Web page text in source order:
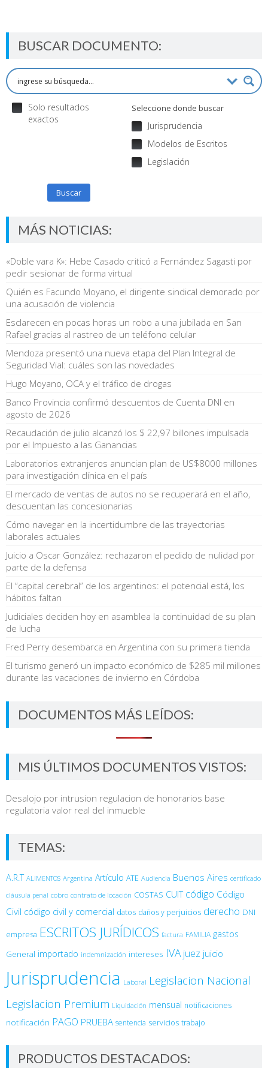
BUSCAR DOCUMENTO:
Solo resultados
exactos
Seleccione donde buscar
Jurisprudencia
Modelos de Escritos
Legislación
Buscar
MÁS NOTICIAS:
«Doble vara K»: Hebe Casado criticó a Fernández Sagasti por
pedir sesionar de forma virtual
Quién es Facundo Moyano, el dirigente sindical demorado por
una acusación de violencia
Esclarecen en pocas horas un robo a una jubilada en San
Rafael gracias al rastreo de un teléfono celular
Mendoza presentó una nueva etapa del Plan Integral de
Seguridad Vial: cuáles son las novedades
Hugo Moyano, OCA y el tráfico de drogas
Banco Provincia confirmó descuentos de Cuenta DNI en
agosto de 2026
Recaudación de julio alcanzó los $ 22,97 billones impulsada
por el Impuesto a las Ganancias
Laboratorios extranjeros anuncian plan de US$8000 millones
para investigación clínica en el país
El mercado de ventas de autos no se recuperará en el año,
descuentan las concesionarias
Cómo navegar en la incertidumbre de las trayectorias
laborales actuales
Juicio a Oscar González: rechazaron el pedido de nulidad por
parte de la defensa
El “capital cerebral” de los argentinos: el potencial está, los
hábitos faltan
Judiciales deciden hoy en asamblea la continuidad de su plan
de lucha
Fred Perry desembarca en Argentina con su primera tienda
El turismo generó un impacto económico de $285 mil millones
durante las vacaciones de invierno en Córdoba
DOCUMENTOS MÁS LEÍDOS:
MIS ÚLTIMOS DOCUMENTOS VISTOS:
Desalojo por intrusion regulacion de honorarios base
regulatoria valor real del inmueble
TEMAS:
A.R.T ALIMENTOS Argentina Artículo ATE Audiencia Buenos Aires certificado
cláusula penal cobro contrato de locación COSTAS CUIT código Código
Civil código civil y comercial datos daños y perjuicios derecho DNI
empresa ESCRITOS JURÍDICOS factura FAMILIA gastos
General importado indemnización intereses IVA juez juicio
Jurisprudencia Laboral Legislacion Nacional
Legislacion Premium Liquidación mensual notificaciones
notificación PAGO PRUEBA sentencia servicios trabajo
PRODUCTOS DESTACADOS: